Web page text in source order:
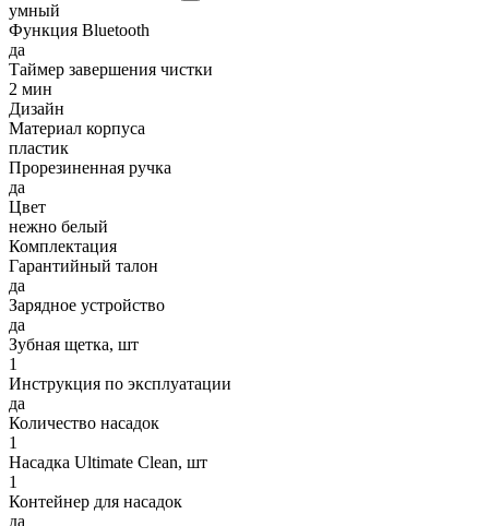
умный
Функция Bluetooth
да
Таймер завершения чистки
2 мин
Дизайн
Материал корпуса
пластик
Прорезиненная ручка
да
Цвет
нежно белый
Комплектация
Гарантийный талон
да
Зарядное устройство
да
Зубная щетка, шт
1
Инструкция по эксплуатации
да
Количество насадок
1
Насадка Ultimate Clean, шт
1
Контейнер для насадок
да